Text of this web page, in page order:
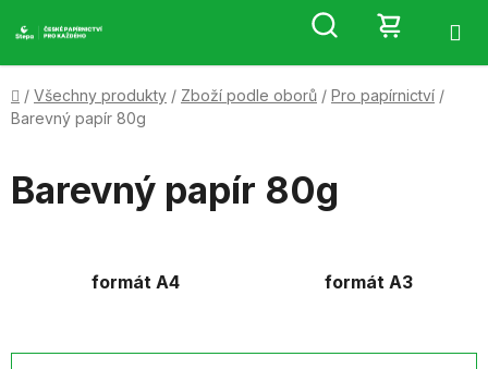
na
Hledat
KOŠÍK
Domů
/ Všechny produkty / Zboží podle oborů / Pro papírnictví /
Barevný papír 80g
Barevný papír 80g
formát A4 formát A3